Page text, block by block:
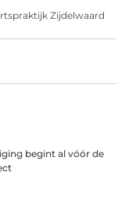
Zijdelwaard
begint al vóór de